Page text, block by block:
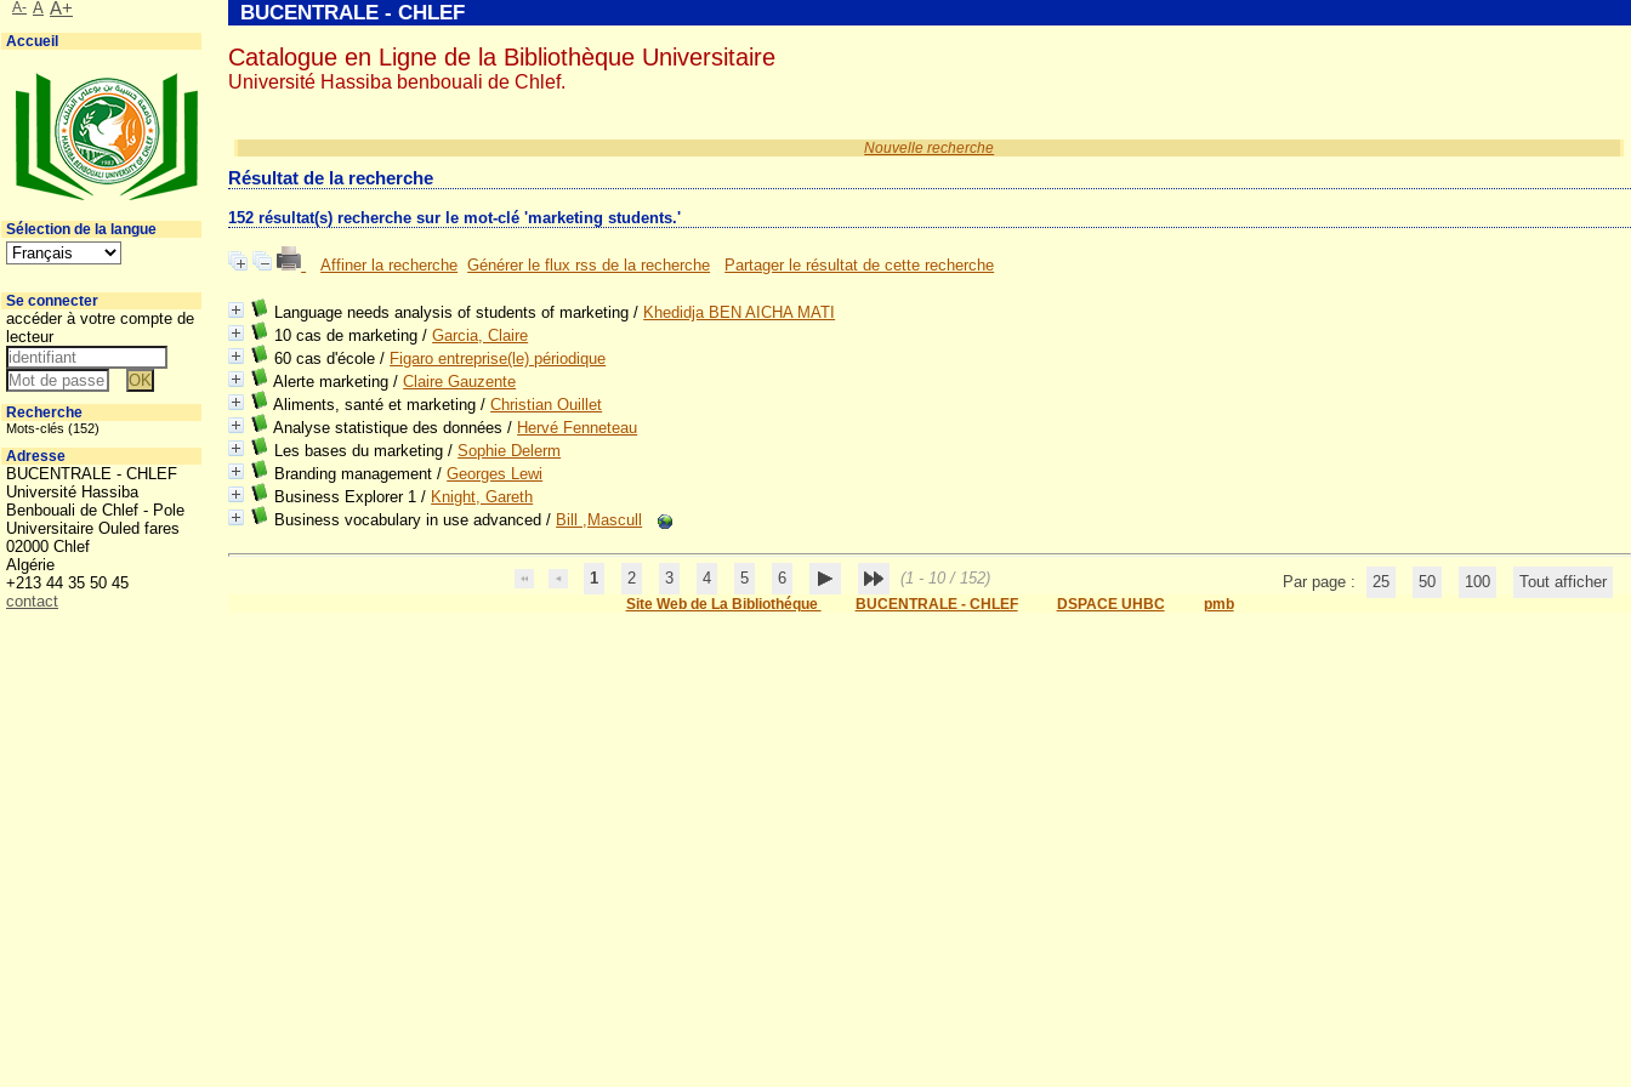
Nouvelle recherche
Résultat de la recherche
152 résultat(s) recherche sur le mot-clé 'marketing students.'
Affiner la recherche Générer le flux rss de la recherche Partager le résultat de cette recherche
Language needs analysis of students of marketing / Khedidja BEN AICHA MATI
10 cas de marketing /Garcia, Claire
60 cas d'école / Figaro entreprise(le) périodique
Alerte marketing /Claire Gauzente
Aliments, santé et marketing /Christian Ouillet
Analyse statistique des données / Hervé Fenneteau
Les bases du marketing /Sophie Delerm
Branding management /Georges Lewi
Business Explorer 1 / Knight, Gareth
Business vocabulary in use advanced / Bill ,Mascull
1 2 3 4 5 6 (1 - 10 / 152) Par page : 25 50 100 Tout afficher
Site Web de La Bibliothéque BUCENTRALE - CHLEF DSPACE UHBC pmb
BUCENTRALE - CHLEF
Catalogue en Ligne de la Bibliothèque Universitaire
Université Hassiba benbouali de Chlef.
A- A A+
Accueil
Sélection de la langue
Se connecter
accéder à votre compte de
lecteur
Recherche
Mots-clés (152)
Adresse
BUCENTRALE - CHLEF
Université Hassiba
Benbouali de Chlef - Pole
Universitaire Ouled fares
02000 Chlef
Algérie
+213 44 35 50 45
contact